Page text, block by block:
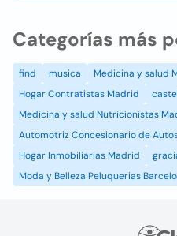
Categorías más
find musica
Medicina y salud
Hogar Contratistas Madrid
Medicina y salud Nutricionistas
Automotriz Concesionario de
Hogar Inmobiliarias Madrid
Moda y Belleza Peluquerias